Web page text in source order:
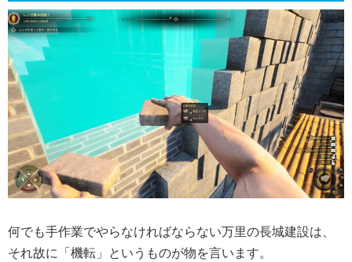
何でも手作業でやらなければならない万里の長城建設は、
それ故に「機転」というものが物を言います。